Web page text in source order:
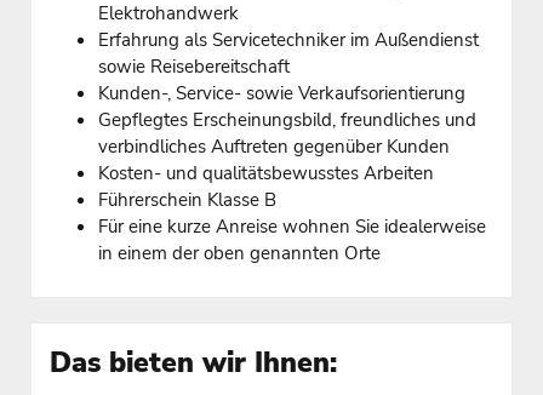
Elektrohandwerk
Erfahrung als Servicetechniker im Außendienst
sowie Reisebereitschaft
Kunden-, Service- sowie Verkaufsorientierung
Gepflegtes Erscheinungsbild, freundliches und
verbindliches Auftreten gegenüber Kunden
Kosten- und qualitätsbewusstes Arbeiten
Führerschein Klasse B
Für eine kurze Anreise wohnen Sie idealerweise
in einem der oben genannten Orte
Das bieten wir Ihnen: